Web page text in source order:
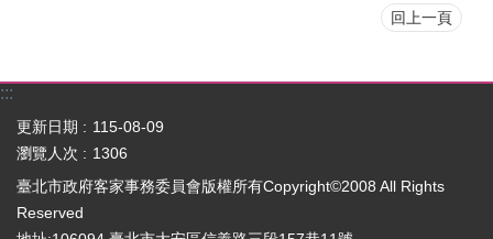
回上一頁
:::
更新日期
115-08-09
瀏覽人次
1306
臺北市政府客家事務委員會版權所有Copyright©2008 All Rights
Reserved